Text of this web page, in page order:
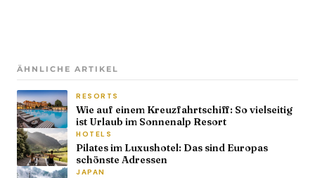
ÄHNLICHE ARTIKEL
RESORTS
Wie auf einem Kreuzfahrtschiff: So vielseitig
ist Urlaub im Sonnenalp Resort
HOTELS
Pilates im Luxushotel: Das sind Europas
schönste Adressen
JAPAN